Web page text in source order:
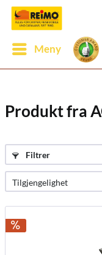
Meny
Produkt fra
Filtrer